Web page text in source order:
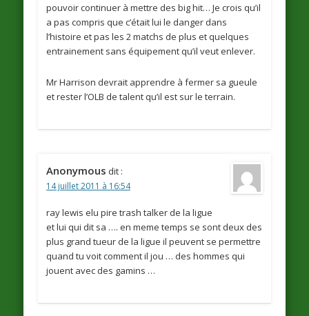
pouvoir continuer à mettre des big hit… Je crois qu’il
a pas compris que c’était lui le danger dans
l’histoire et pas les 2 matchs de plus et quelques
entrainement sans équipement qu’il veut enlever.
Mr Harrison devrait apprendre à fermer sa gueule
et rester l’OLB de talent qu’il est sur le terrain.
Anonymous dit :
14 juillet 2011 à 16:54
ray lewis elu pire trash talker de la ligue
et lui qui dit sa …. en meme temps se sont deux des
plus grand tueur de la ligue il peuvent se permettre
quand tu voit comment il jou … des hommes qui
jouent avec des gamins …